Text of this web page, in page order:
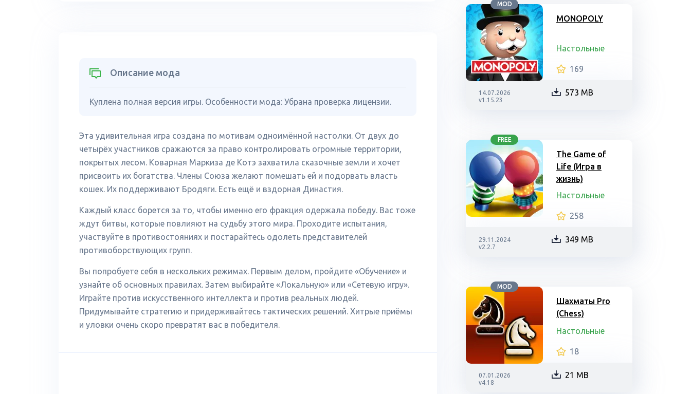
Описание мода
Куплена полная версия игры. Особенности мода: Убрана проверка лицензии.
Эта удивительная игра создана по мотивам одноимённой настолки. От двух до
четырёх участников сражаются за право контролировать огромные территории,
покрытых лесом. Коварная Маркиза де Котэ захватила сказочные земли и хочет
присвоить их богатства. Члены Союза желают помешать ей и подорвать власть
кошек. Их поддерживают Бродяги. Есть ещё и вздорная Династия.
Каждый класс борется за то, чтобы именно его фракция одержала победу. Вас тоже
ждут битвы, которые повлияют на судьбу этого мира. Проходите испытания,
участвуйте в противостояниях и постарайтесь одолеть представителей
противоборствующих групп.
Вы попробуете себя в нескольких режимах. Первым делом, пройдите «Обучение» и
узнайте об основных правилах. Затем выбирайте «Локальную» или «Сетевую игру».
Играйте против искусственного интеллекта и против реальных людей.
Придумывайте стратегию и придерживайтесь тактических решений. Хитрые приёмы
и уловки очень скоро превратят вас в победителя.
MOD
MONOPOLY
Настольные
169
14.07.2026
v1.15.23
573 MB
FREE
The Game of
Life (Игра в
жизнь)
Настольные
258
29.11.2024
v2.2.7
349 MB
MOD
Шахматы Pro
(Chess)
Настольные
18
07.01.2026
v4.18
21 MB